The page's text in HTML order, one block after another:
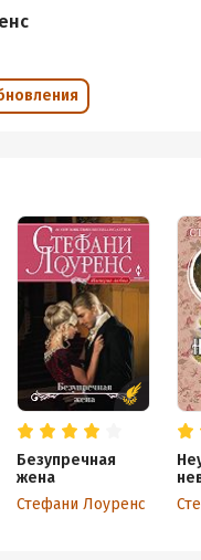
Безупречная
жена
Стефани Лоуренс